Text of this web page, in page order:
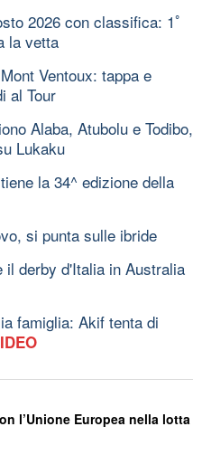
2026 con classifica: 1ﾟ
la vetta
Ventoux: tappa e
al Tour
Alaba, Atubolu e Todibo,
Lukaku
la 34^ edizione della
si punta sulle ibride
derby d'Italia in Australia
famiglia: Akif tenta di
l’Unione Europea nella lotta